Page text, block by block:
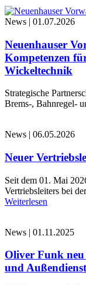
News | 01.07.2026
Neuenhauser
Kompetenzen
Wickeltechnik
Strategische
Brems-, Bahnregel-
News | 06.05.2026
Neuer
Seit dem 01. Mai
Vertriebsleiters bei
Weiterlesen
News | 01.11.2025
Oliver Funk
und Außendienst